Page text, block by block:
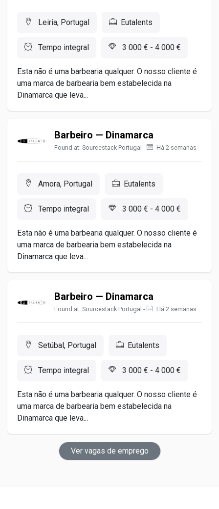
Leiria, Portugal Eutalents
Tempo integral 3 000 € - 4 000 €
Esta não é uma barbearia qualquer. O nosso cliente é
uma marca de barbearia bem estabelecida na
Dinamarca que leva...
Barbeiro — Dinamarca
Found at: Sourcestack Portugal - Há 2 semanas
Amora, Portugal Eutalents
Tempo integral 3 000 € - 4 000 €
Esta não é uma barbearia qualquer. O nosso cliente é
uma marca de barbearia bem estabelecida na
Dinamarca que leva...
Barbeiro — Dinamarca
Found at: Sourcestack Portugal - Há 2 semanas
Setúbal, Portugal Eutalents
Tempo integral 3 000 € - 4 000 €
Esta não é uma barbearia qualquer. O nosso cliente é
uma marca de barbearia bem estabelecida na
Dinamarca que leva...
Ver vagas de emprego